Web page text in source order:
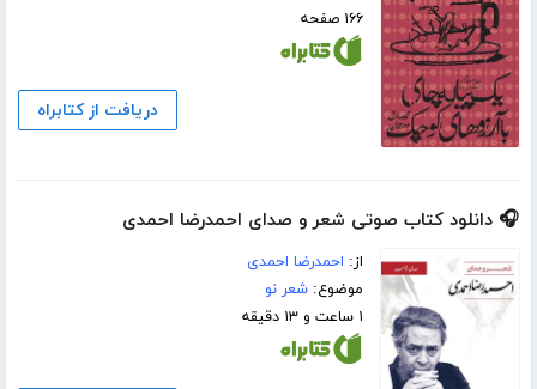
۱۶۶ صفحه
دریافت از کتابراه
🎧 دانلود کتاب صوتی شعر و صدای احمدرضا احمدی
از: احمدرضا احمدی
موضوع:شعر نو
۱ ساعت و ۱۳ دقیقه